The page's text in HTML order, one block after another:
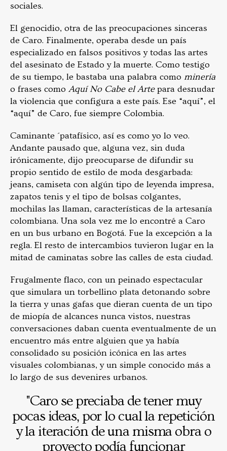
sociales.
El genocidio, otra de las preocupaciones sinceras
de Caro. Finalmente, operaba desde un país
especializado en falsos positivos y todas las artes
del asesinato de Estado y la muerte. Como testigo
de su tiempo, le bastaba una palabra como minería
o frases como Aquí No Cabe el Artepara desnudar
la violencia que configura a este país. Ese “aquí”, el
“aquí” de Caro, fue siempre Colombia.
Caminante ´patafísico, así es como yo lo veo.
Andante pausado que, alguna vez, sin duda
irónicamente, dijo preocuparse de difundir su
propio sentido de estilo de moda desgarbada:
jeans, camiseta con algún tipo de leyenda impresa,
zapatos tenis y el tipo de bolsas colgantes,
mochilas las llaman, características de la artesanía
colombiana. Una sola vez me lo encontré a Caro
en un bus urbano en Bogotá. Fue la excepción a la
regla. El resto de intercambios tuvieron lugar en la
mitad de caminatas sobre las calles de esta ciudad.
Frugalmente flaco, con un peinado espectacular
que simulara un torbellino plata detonando sobre
la tierra y unas gafas que dieran cuenta de un tipo
de miopía de alcances nunca vistos, nuestras
conversaciones daban cuenta eventualmente de un
encuentro más entre alguien que ya había
consolidado su posición icónica en las artes
visuales colombianas, y un simple conocido más a
lo largo de sus devenires urbanos.
"Caro se preciaba de tener muy
pocas ideas, por lo cual la repetición
y la iteración de una misma obra o
proyecto podía funcionar